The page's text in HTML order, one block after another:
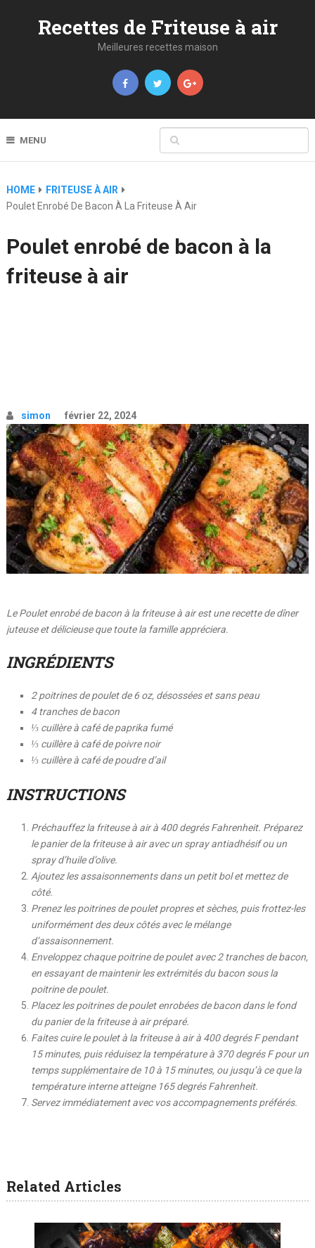
Recettes de Friteuse à air
Meilleures recettes maison
MENU
HOME
FRITEUSE À AIR
Poulet Enrobé De Bacon À La Friteuse À Air
Poulet enrobé de bacon à la
friteuse à air
simon février 22, 2024
Le Poulet enrobé de bacon à la friteuse à air est une recette de dîner
juteuse et délicieuse que toute la famille appréciera.
INGRÉDIENTS
2 poitrines de poulet de 6 oz, désossées et sans peau
4 tranches de bacon
⅓ cuillère à café de paprika fumé
⅓ cuillère à café de poivre noir
⅓ cuillère à café de poudre d’ail
INSTRUCTIONS
Préchauffez la friteuse à air à 400 degrés Fahrenheit. Préparez
le panier de la friteuse à air avec un spray antiadhésif ou un
spray d’huile d’olive.
Ajoutez les assaisonnements dans un petit bol et mettez de
côté.
Prenez les poitrines de poulet propres et sèches, puis frottez-les
uniformément des deux côtés avec le mélange
d’assaisonnement.
Enveloppez chaque poitrine de poulet avec 2 tranches de bacon,
en essayant de maintenir les extrémités du bacon sous la
poitrine de poulet.
Placez les poitrines de poulet enrobées de bacon dans le fond
du panier de la friteuse à air préparé.
Faites cuire le poulet à la friteuse à air à 400 degrés F pendant
15 minutes, puis réduisez la température à 370 degrés F pour un
temps supplémentaire de 10 à 15 minutes, ou jusqu’à ce que la
température interne atteigne 165 degrés Fahrenheit.
Servez immédiatement avec vos accompagnements préférés.
Related Articles